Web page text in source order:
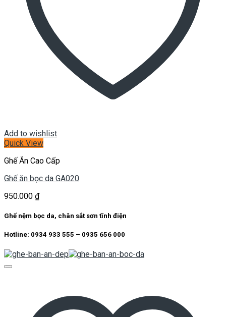
Add to wishlist
Quick View
Ghế Ăn Cao Cấp
Ghế ăn bọc da GA020
950.000 ₫
Ghế nệm bọc da, chân sắt sơn tĩnh điện
Hotline: 0934 933 555 – 0935 656 000